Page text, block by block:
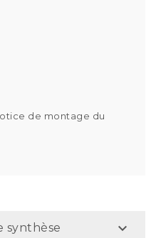
de montage du
synthèse 